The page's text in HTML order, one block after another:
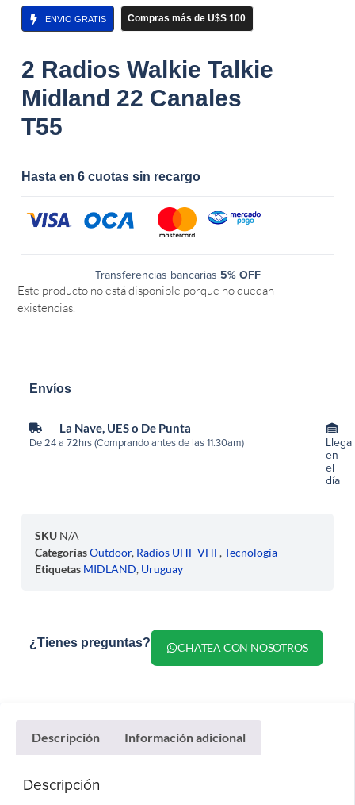
ENVIO GRATIS Compras más de U$S 100
2 Radios Walkie Talkie
Midland 22 Canales
T55
Hasta en 6 cuotas sin recargo
Transferencias bancarias 5% OFF
Este producto no está disponible porque no quedan
existencias.
Envíos
La Nave, UES o De Punta
De 24 a 72hrs (Comprando antes de las 11.30am)
Llega
en
el
día
SKU N/A
CategoríasOutdoor, Radios UHF VHF,Tecnología
Etiquetas MIDLAND, Uruguay
¿Tienes preguntas? CHATEA CON NOSOTROS
Descripción Información adicional
Descripción